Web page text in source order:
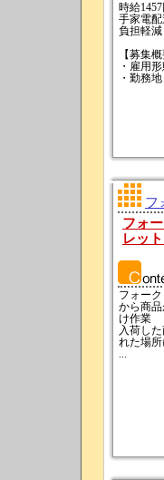
時給
手家電
負担軽減
【募集概
・雇用
・勤務
フ
フォ
レッ
フォー
から商
け作業
入荷し
れた場
...